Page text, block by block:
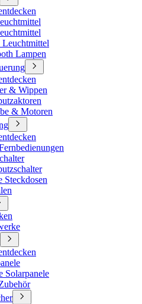
Lampen
& Wippen
& Motoren
Steckdosen
Solarpanele